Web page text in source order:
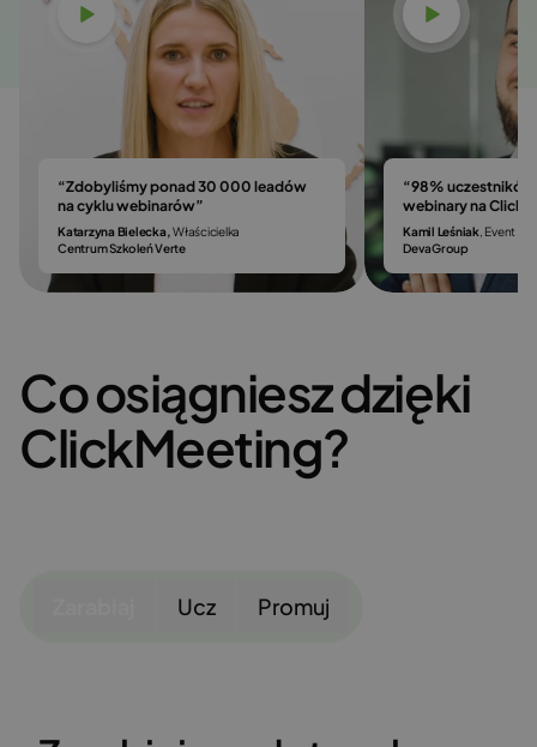
Obejrzyj
“Zdobyliśmy ponad 30 000 leadów
na cyklu webinarów”
Katarzyna Bielecka,Właścicielka
Centrum Szkoleń Verte
Obejrzyj
“98%
webinary na
Kamil Leśniak , Event &
DevaGroup
Co osiągniesz dzięki
ClickMeeting?
Ucz Promuj